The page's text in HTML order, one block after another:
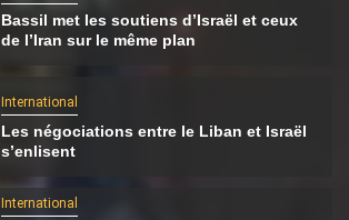
Bassil met les soutiens d’Israël et ceux
de l’Iran sur le même plan
International
Les négociations entre le Liban et Israël
s’enlisent
International